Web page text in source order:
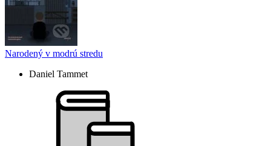
Narodený v modrú stredu
Daniel Tammet